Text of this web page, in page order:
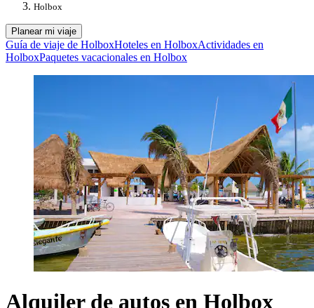
Holbox
Planear mi viaje
Guía de viaje de HolboxHoteles en HolboxActividades en
HolboxPaquetes vacacionales en Holbox
Alquiler de autos en Holbox